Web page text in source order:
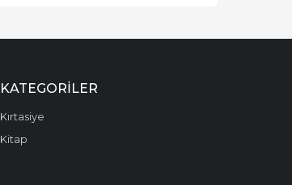
KATEGORILER
Kırtasiye
Kitap